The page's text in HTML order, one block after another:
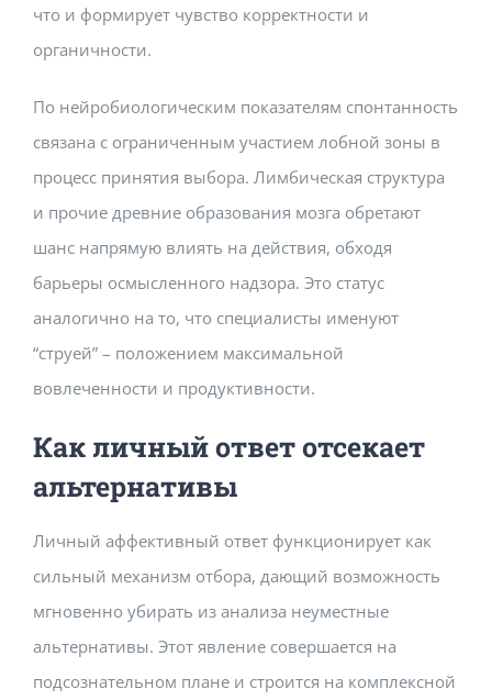
что и формирует чувство корректности и
органичности.
По нейробиологическим показателям спонтанность
связана с ограниченным участием лобной зоны в
процесс принятия выбора. Лимбическая структура
и прочие древние образования мозга обретают
шанс напрямую влиять на действия, обходя
барьеры осмысленного надзора. Это статус
аналогично на то, что специалисты именуют
“струей” – положением максимальной
вовлеченности и продуктивности.
Как личный ответ отсекает
альтернативы
Личный аффективный ответ функционирует как
сильный механизм отбора, дающий возможность
мгновенно убирать из анализа неуместные
альтернативы. Этот явление совершается на
подсознательном плане и строится на комплексной